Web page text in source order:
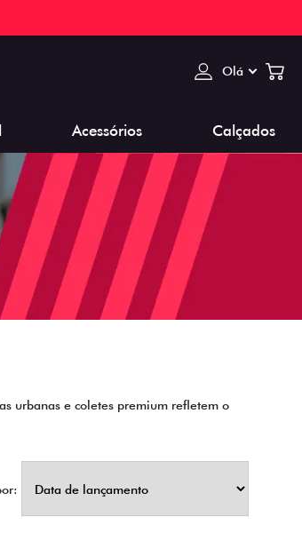
Olá
Acessórios Calçados
urbanas e coletes premium refletem o